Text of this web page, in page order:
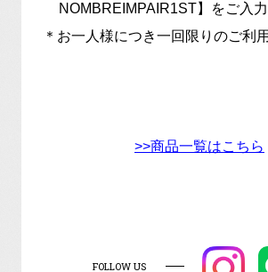
NOMBREIMPAIR1ST】をご入力
＊お一人様につき一回限りのご利
>>商品一覧はこちら
FOLLOW US